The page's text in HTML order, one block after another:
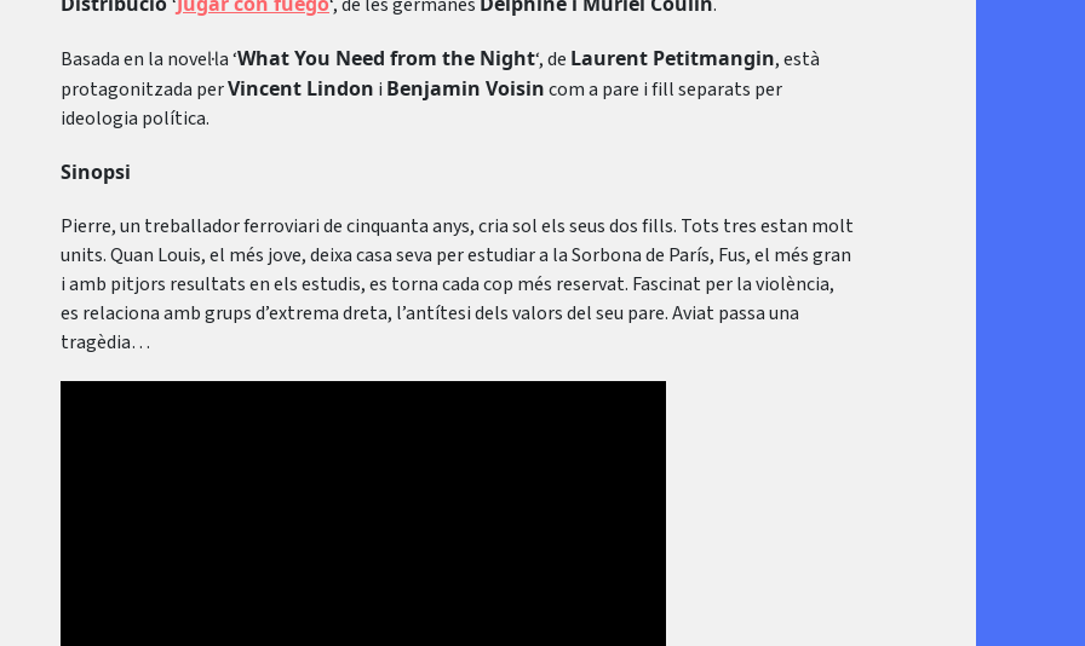
Basada en la novel·la ‘What You Need from the Night‘, de Laurent Petitmangin, està
protagonitzada perVincent Lindon i Benjamin Voisincom a pare i fill separats per
ideologia política.
Sinopsi
Pierre, un treballador ferroviari de cinquanta anys, cria sol els seus dos fills. Tots tres estan molt
units. Quan Louis, el més jove, deixa casa seva per estudiar a la Sorbona de París, Fus, el més gran
i amb pitjors resultats en els estudis, es torna cada cop més reservat. Fascinat per la violència,
es relaciona amb grups d’extrema dreta, l’antítesi dels valors del seu pare. Aviat passa una
tragèdia…